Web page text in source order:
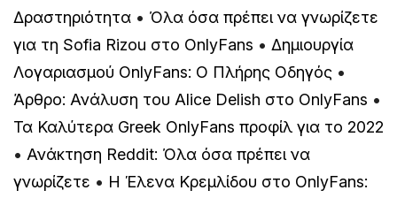
Δραστηριότητα • Όλα όσα πρέπει να γνωρίζετε
για τη Sofia Rizou στο OnlyFans • Δημιουργία
Λογαριασμού OnlyFans: Ο Πλήρης Οδηγός •
Άρθρο: Ανάλυση του Alice Delish στο OnlyFans •
Τα Καλύτερα Greek OnlyFans προφίλ για το 2022
• Ανάκτηση Reddit: Όλα όσα πρέπει να
γνωρίζετε • Η Έλενα Κρεμλίδου στο OnlyFans: